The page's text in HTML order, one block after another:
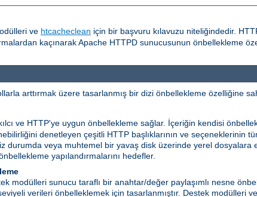
ve htcacheclean için bir başvuru kılavuzu niteliğindedir.
kaçınarak Apache HTTPD sunucusunun önbellekleme
arttırmak üzere tasarlanmış bir dizi önbellekleme özelliğine
ve HTTP'ye uygun önbellekleme sağlar. İçeriğin kendisi
denetleyen çeşitli HTTP başlıklarının ve seçeneklerinin
durumda veya muhtemel bir yavaş disk üzerinde yerel dosyalara
yapılandırmalarını hedefler.
modülleri sunucu taraflı bir anahtar/değer paylaşımlı nesne
verileri önbelleklemek için tasarlanmıştır. Destek modülleri